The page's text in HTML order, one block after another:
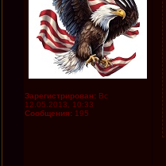
Зарегистрирован: Вс
12.05.2013, 10:33
Сообщения: 195